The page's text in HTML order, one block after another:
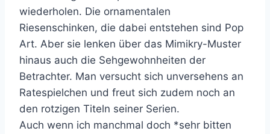
wiederholen. Die ornamentalen
Riesenschinken, die dabei entstehen sind Pop
Art. Aber sie lenken über das Mimikry-Muster
hinaus auch die Sehgewohnheiten der
Betrachter. Man versucht sich unversehens an
Ratespielchen und freut sich zudem noch an
den rotzigen Titeln seiner Serien.
Auch wenn ich manchmal doch *sehr bitten